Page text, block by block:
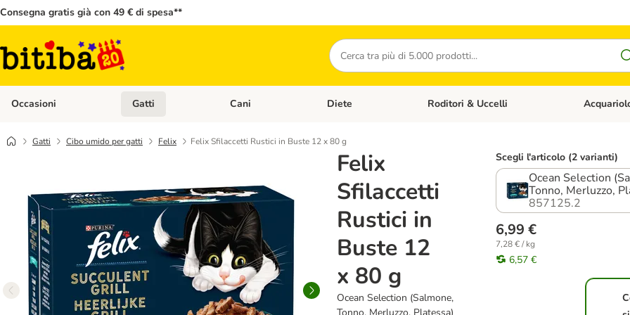
Consegna gratis già con 49 € di spesa**
Cerca
Occasioni Apri Menù Categoria: Occasioni
Gatti Apri Menù Categoria: Gatti
Cani Apri Menù Categoria: Cani
Diete Apri Menù Categoria: Diete
Roditori & Uccelli Apri Menù
Gatti Cibo umido per gatti Felix Felix Sfilaccetti Rustici in Buste 12 x 80 g
Felix
Sfilaccetti
Rustici in
Buste 12
x 80 g
Ocean Selection (Salmone,
Scegli l'articolo (2 varianti)
Ocean Selection
Tonno, Merluzzo,
857125.2
6,99 €
7,28 € / kg
6,57 €